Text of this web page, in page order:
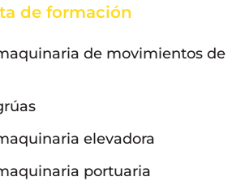
de formación
de movimientos de
elevadora
portuaria